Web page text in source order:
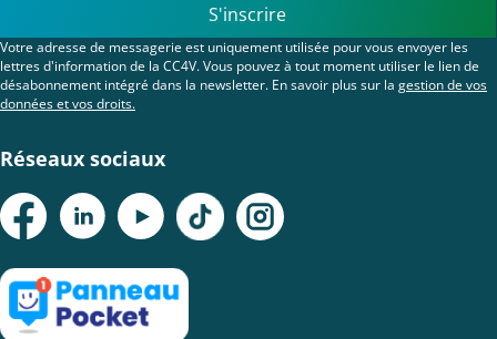
Votre adresse de messagerie est uniquement utilisée pour vous envoyer les
lettres d'information de la CC4V. Vous pouvez à tout moment utiliser le lien de
désabonnement intégré dans la newsletter. En savoir plus sur la gestion de vos
données et vos droits.
S'inscrire
Réseaux sociaux